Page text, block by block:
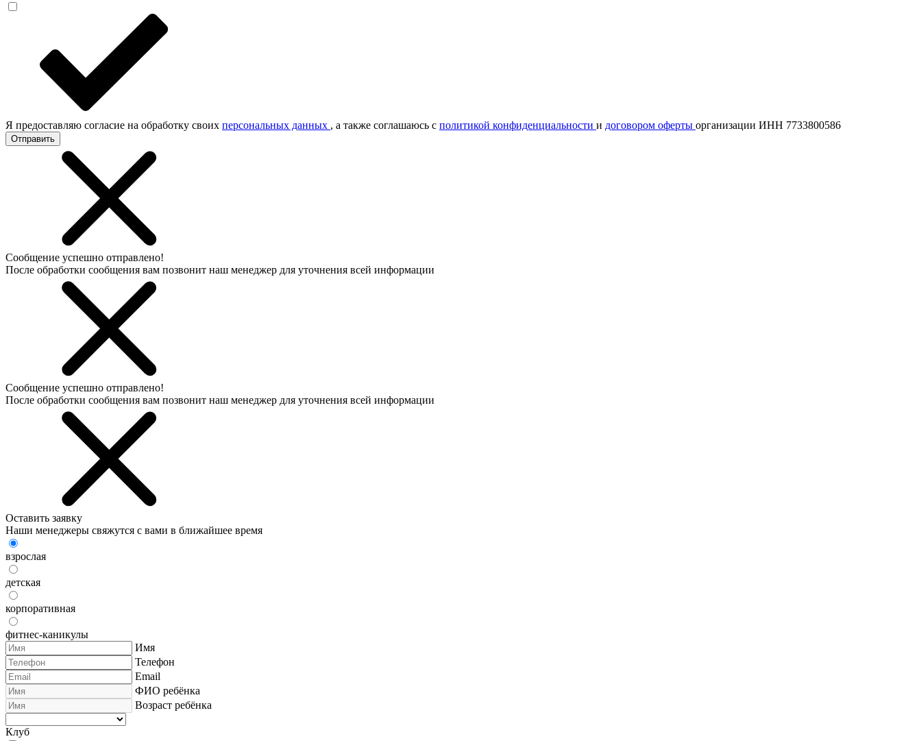
Я предоставляю согласие на обработку своих персональных данных , а также соглашаюсь с политикой конфиденциальности и договором оферты организации ИНН 7733800586
Отправить
Сообщение успешно отправлено!
После обработки сообщения вам позвонит наш менеджер для уточнения всей информации
Сообщение успешно отправлено!
После обработки сообщения вам позвонит наш менеджер для уточнения всей информации
Оставить заявку
Наши менеджеры свяжутся с вами в ближайшее время
взрослая
детская
корпоративная
фитнес-каникулы
Имя
Телефон
Email
ФИО ребёнка
Возраст ребёнка
Клуб